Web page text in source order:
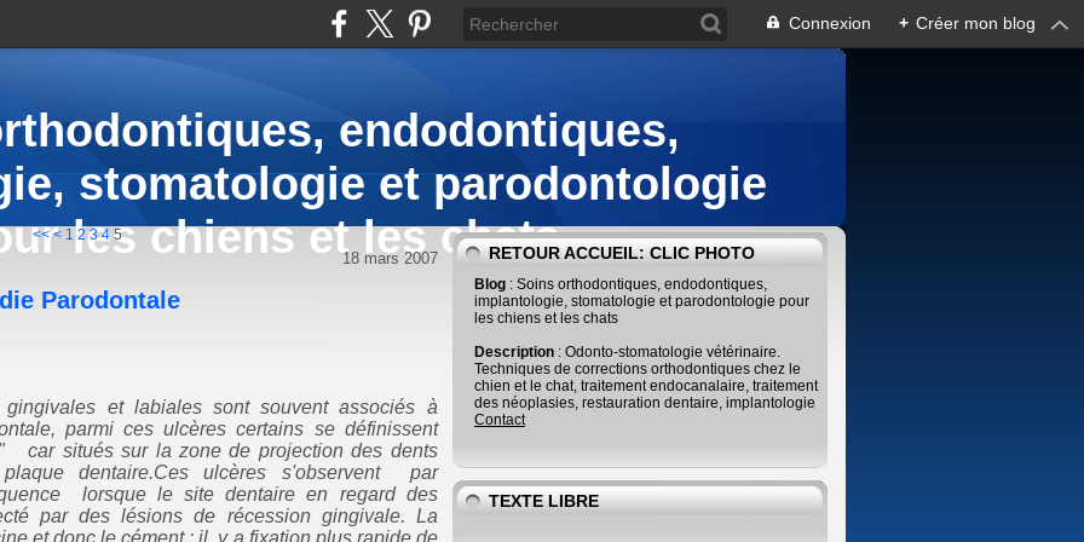
Connexion + Créer mon blog
endodontiques,
stomatologie et parodontologie
les chiens et les chats
<< < 1 2 3 4 5
18 mars 2007
Parodontale
et labiales sont souvent associés à
parmi ces ulcères certains se définissent
car situés sur la zone de projection des dents
dentaire.Ces ulcères s'observent par
lorsque le site dentaire en regard des
par des lésions de récession gingivale. La
et donc le cément ; il y a fixation plus rapide de
RETOUR ACCUEIL: CLIC PHOTO
Blog : Soins orthodontiques, endodontiques,
implantologie, stomatologie et parodontologie pour
les chiens et les chats
Description : Odonto-stomatologie vétérinaire.
Techniques de corrections orthodontiques chez le
chien et le chat, traitement endocanalaire, traitement
des néoplasies, restauration dentaire, implantologie
Contact
TEXTE LIBRE